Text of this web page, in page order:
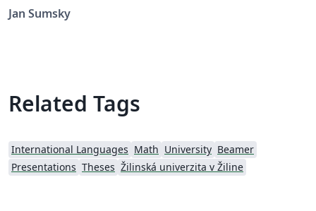
Jan Sumsky
Related Tags
International Languages Math University Beamer
Presentations Theses Žilinská univerzita v Žiline